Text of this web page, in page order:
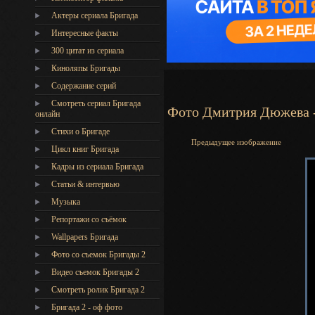
Актеры сериала Бригада
Интересные факты
300 цитат из сериала
Киноляпы Бригады
Содержание серий
Смотреть сериал Бригада
онлайн
Стихи о Бригаде
Цикл книг Бригада
Кадры из сериала Бригада
Статьи & интервью
Музыка
Репортажи со съёмок
Wallpapers Бригада
Фото со съемок Бригады 2
Видео съемок Бригады 2
Cмотреть ролик Бригада 2
Бригада 2 - оф фото
Фото Дмитрия Дюжева
Предыдущее изображение